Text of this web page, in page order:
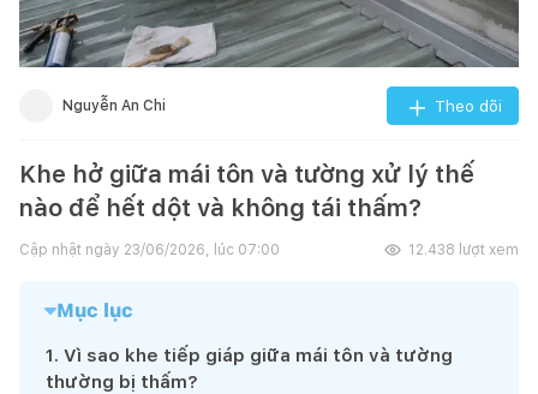
Nguyễn An Chi Theo dõi
Khe hở giữa mái tôn và tường xử lý thế
nào để hết dột và không tái thấm?
Cập nhật ngày 23/06/2026, lúc 07:00 12.438 lượt xem
Mục lục
1. Vì sao khe tiếp giáp giữa mái tôn và tường
thường bị thấm?